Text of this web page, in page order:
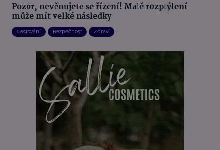
Pozor, nevěnujete se řízení! Malé rozptýlení
může mít velké následky
Cestování Bezpečnost Zdraví